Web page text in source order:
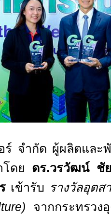
ร์ จำกัด ผู้ผลิตแล
ดย ดร.วรวัฒน์ ชั
เข้ารับ รางวัลอุต
จากกระทรว